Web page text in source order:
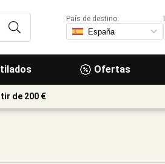
Ofertas
País de destino:
de 200 €